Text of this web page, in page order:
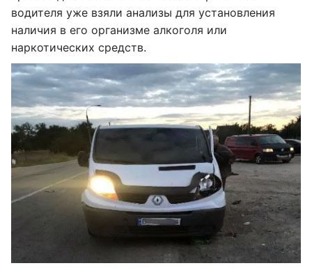
водителя уже взяли анализы для установления
наличия в его организме алкоголя или
наркотических средств.